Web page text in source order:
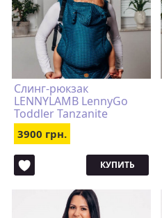
Слинг-рюкзак
LENNYLAMB LennyGo
Toddler Tanzanite
3900 грн.
КУПИТЬ